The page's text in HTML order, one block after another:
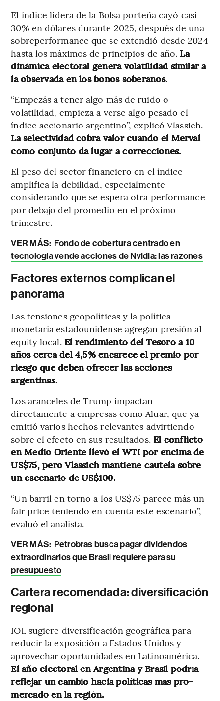
El índice lídera de la Bolsa porteña cayó casi
30% en dólares durante 2025, después de una
sobreperformance que se extendió desde 2024
hasta los máximos de principios de año. La
dinámica electoral genera volatilidad similar a
la observada en los bonos soberanos.
“Empezás a tener algo más de ruido o
volatilidad, empieza a verse algo pesado el
índice accionario argentino”, explicó Vlassich.
La selectividad cobra valor cuando el Merval
como conjunto da lugar a correcciones.
El peso del sector financiero en el índice
amplifica la debilidad, especialmente
considerando que se espera otra performance
por debajo del promedio en el próximo
trimestre.
VER MÁS: Fondo de cobertura centrado en
tecnología vende acciones de Nvidia: las razones
Factores externos complican el
panorama
Las tensiones geopolíticas y la política
monetaria estadounidense agregan presión al
equity local. El rendimiento del Tesoro a 10
años cerca del 4,5% encarece el premio por
riesgo que deben ofrecer las acciones
argentinas.
Los aranceles de Trump impactan
directamente a empresas como Aluar, que ya
emitió varios hechos relevantes advirtiendo
sobre el efecto en sus resultados. El conflicto
en Medio Oriente llevó el WTI por encima de
US$75, pero Vlassich mantiene cautela sobre
un escenario de US$100.
“Un barril en torno a los US$75 parece más un
fair price teniendo en cuenta este escenario”,
evaluó el analista.
VER MÁS: Petrobras busca pagar dividendos
extraordinarios que Brasil requiere para su
presupuesto
Cartera recomendada: diversificación
regional
IOL sugiere diversificación geográfica para
reducir la exposición a Estados Unidos y
aprovechar oportunidades en Latinoamérica.
El año electoral en Argentina y Brasil podría
reflejar un cambio hacia políticas más pro-
mercado en la región.